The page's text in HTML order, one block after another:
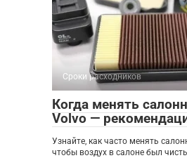
Сроки расходников
Когда менять
Volvo —
Узнайте, как часто менять
чтобы воздух в салоне был